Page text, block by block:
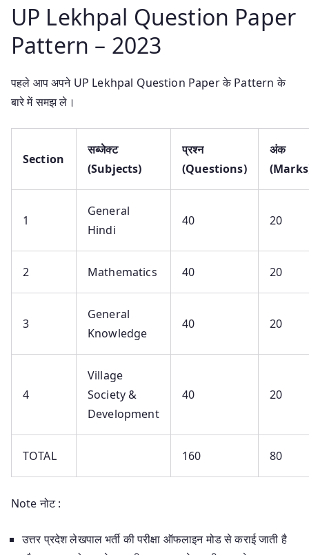
UP Lekhpal Question Paper
Pattern – 2023
पहले आप अपने UP Lekhpal Question Paper के Pattern के
बारे में समझ ले।
Section
सब्जेक्ट
(Subjects)
प्रश्न
(Questions)
अंक
1
General
Hindi
40 20
2 Mathematics 40 20
3
General
Knowledge
40 20
4
Village
Society &
Development
40 20
TOTAL 160 80
Note नोट :
उत्तर प्रदेश लेखपाल भर्ती की परीक्षा ऑफलाइन मोड से कराई जाती है